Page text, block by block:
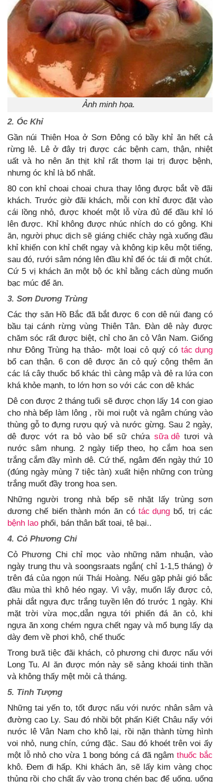
Ảnh minh họa.
2. Óc Khỉ
Gần núi Thiên Hoa ở Sơn Đông có bầy khỉ ăn hết cả
rừng lê. Lê ở đây trị được các bệnh cam, thận, nhiệt
uất và ho nên ăn thịt khỉ rất thơm lại trị được bệnh,
nhưng óc khỉ là bổ nhất.
80 con khỉ choai choai chưa thay lông được bắt về đãi
khách. Trước giờ đãi khách, mỗi con khỉ được đặt vào
cái lồng nhỏ, được khoét một lỗ vừa đủ để đầu khỉ ló
lên được. Khỉ không được nhúc nhích do có gông. Khi
ăn, người phục dịch sẽ giáng chiếc chày ngà xuống đầu
khỉ khiến con khỉ chết ngay và không kịp kêu một tiếng,
sau đó, rưới sâm nóng lên đầu khỉ để óc tái đi một chút.
Cứ 5 vị khách ăn một bộ óc khỉ bằng cách dùng muốn
bạc múc để ăn.
3. Sơn Dương Trùng
Các thợ săn Hồ Bắc đã bắt được 6 con dê núi đang có
bầu tại cánh rừng vùng Thiên Tân. Đàn dê này được
chăm sóc rất được biệt, chỉ cho ăn cỏ Vân Nam. Giống
như Đông Trùng hạ thảo- một loại cỏ quý có tác dụng
bổ can thận. 6 con dê được ăn cỏ quý cộng thêm ăn
các lá cây thuốc bổ khác thì càng mập và đẻ ra lứa con
khá khỏe mạnh, to lớn hơn so với các con dê khác
Dê con được 2 tháng tuổi sẽ được chọn lấy 14 con giao
cho nhà bếp làm lông , rồi moi ruột và ngâm chúng vào
thùng gỗ to đựng rượu quý và nước gừng. Sau 2 ngày,
dê được vớt ra bỏ vào bể sữ chứasữa dê tươi và
nước sâm nhung. 2 ngày tiếp theo, họ cắm hoa sen
trắng cắm đầy mình dê. Cứ thế, ngâm đến ngày thứ 10
(đúng ngày mùng 7 tiệc tàn) xuất hiện những con trùng
trắng muốt đầy trong hoa sen.
Những người trong nhà bếp sẽ nhặt lấy trùng sơn
dương chế biến thành món ăn cótác dụng bổ, trị các
bệnh lao phổi, bán thân bất toai, tê bại..
4. Cỏ Phương Chi
Cỏ Phương Chi chỉ mọc vào những năm nhuận, vào
ngày trung thu và soongsraats ngắn( chỉ 1-1,5 tháng) ở
trên đá của ngọn núi Thái Hoàng. Nếu gặp phải gió bắc
đầu mùa thì khô héo ngay. Vì vậy, muốn lấy được cỏ,
phải dắt ngựa đực trắng tuyền lên đó trước 1 ngày. Khi
mặt trời vừa mọc,dẫn ngựa tới phiến đá ăn cỏ, khi
ngựa ăn xong chém ngựa chết ngay và mổ bụng lấy dạ
dày đem về phơi khô, chế thuốc
Trong bưã tiệc đãi khách, cỏ phương chi được nấu với
Long Tu. AI ăn được món này sẽ sảng khoái tinh thần
và không thấy mệt mỏi cả tháng.
5. Tinh Tượng
Những tai yến to, tốt được nấu với nước nhân sâm và
đường cao Ly. Sau đó nhồi bột phấn Kiết Châu nấy với
nước lê Vân Nam cho khô lại, rồi nặn thành từng hình
voi nhỏ, nung chín, cứng đặc. Sau đó khoét trên voi ấy
một lỗ nhỏ cho vừa 1 bong bóng cá đã ngâm thuốc bắc
khô. Đem đi hấp. Khi khách ăn, sẽ lấy kim vàng chọc
thủng rồi cho chất ấy vào trong chén bạc để uống. uống